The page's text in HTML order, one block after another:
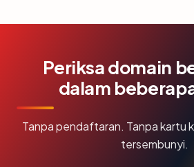
Periksa domain
dalam
Tanpa pendaftaran. Tanpa kartu
tersembunyi.